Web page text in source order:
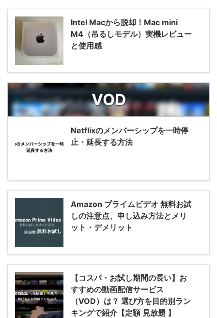
Intel Macから脱却！Mac mini
M4（吊るしモデル）実機レビュー
と使用感
VOD
Netflixのメンバーシップを一時停
止・延長する方法
Amazon プライムビデオ 無料お試
しの注意点、申し込み方法とメリ
ット・デメリット
【コスパ・お試し期間の長い】お
すすめの動画配信サービス
（VOD）は？ 選び方を目的別ラン
キングで紹介【定額 見放題 】